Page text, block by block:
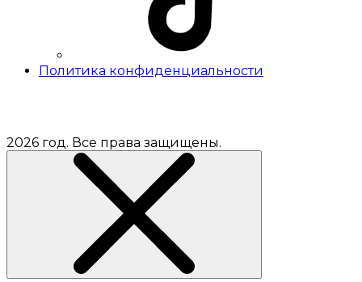
Политика конфиденциальности
2026 год. Все права защищены.